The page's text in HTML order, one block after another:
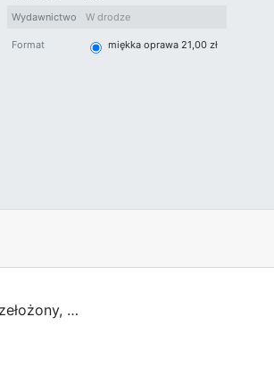
Wydawnictwo
W drodze
Format miękka oprawa 21,00 zł
…